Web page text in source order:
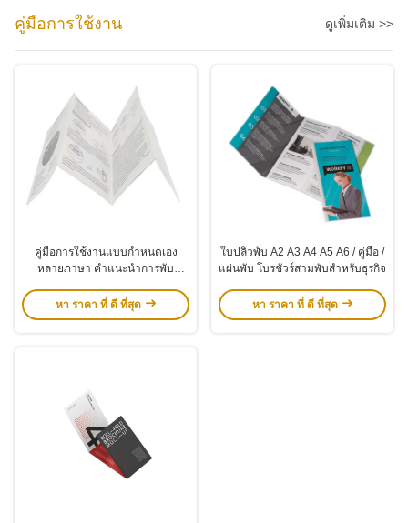
คู่มือการใช้งาน ดูเพิ่มเติม >>
คู่มือการใช้งานแบบกำหนดเอง
หลายภาษา คำแนะนำการพับ
หา ราคา ที่ ดี ที่สุด
ใบปลิวพับ A2 A3 A4 A5 A6 / คู่มือ /
แผ่นพับ โบรชัวร์สามพับสำหรับธุรกิจ
หา ราคา ที่ ดี ที่สุด